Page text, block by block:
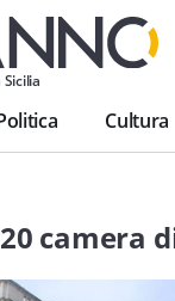
Cultura
camera